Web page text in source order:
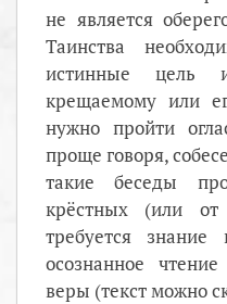
не является
Таинства
истинные цель
крещаемому или
нужно пройти
проще говоря,
такие беседы
крёстных (или
требуется
осознанное
веры (текст можно